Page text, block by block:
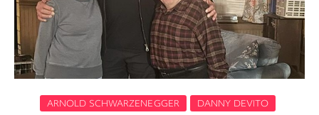
ARNOLD SCHWARZENEGGER DANNY DEVITO